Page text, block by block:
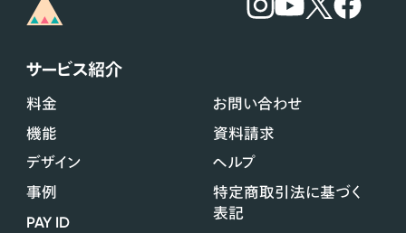
サービス紹介
料金
機能
デザイン
事例
PAY ID
お問い合わせ
資料請求
ヘルプ
特定商取引法に基づく
表記